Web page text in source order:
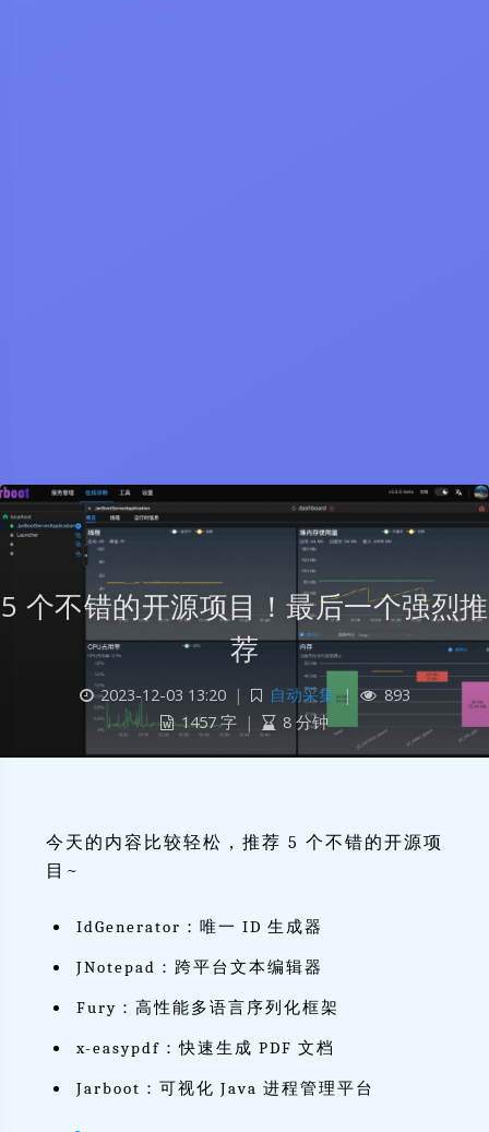
5 个不错的开源项目！最后一个强烈推
荐
2023-12-03 13:20 | 自动采集 |
893
1457 字 | 8 分钟
今天的内容比较轻松，推荐 5 个不错的开源项
目~
IdGenerator：唯一 ID 生成器
JNotepad：跨平台文本编辑器
Fury：高性能多语言序列化框架
x-easypdf：快速生成 PDF 文档
Jarboot：可视化 Java 进程管理平台